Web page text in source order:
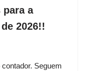
a
2026!!
Seguem